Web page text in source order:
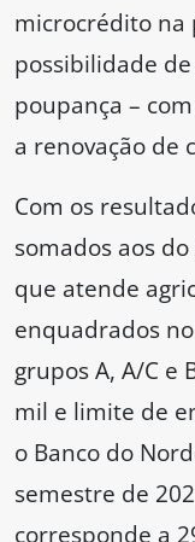
microcrédito na
possibilidade
poupança –
a renovação de
Com os
somados aos
que atende
enquadrados
grupos A, A/C e
mil e limite de
o Banco do
semestre de
corresponde a